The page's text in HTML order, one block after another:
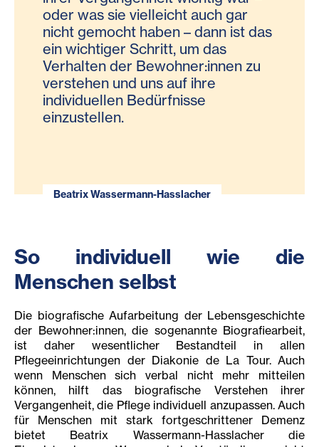
oder was sie vielleicht auch gar
nicht gemocht haben – dann ist das
ein wichtiger Schritt, um das
Verhalten der Bewohner:innen zu
verstehen und uns auf ihre
individuellen Bedürfnisse
einzustellen.
Beatrix Wassermann-Hasslacher
So individuell wie die
Menschen selbst
Die biografische Aufarbeitung der Lebensgeschichte
der Bewohner:innen, die sogenannte Biografiearbeit,
ist daher wesentlicher Bestandteil in allen
Pflegeeinrichtungen der Diakonie de La Tour. Auch
wenn Menschen sich verbal nicht mehr mitteilen
können, hilft das biografische Verstehen ihrer
Vergangenheit, die Pflege individuell anzupassen. Auch
für Menschen mit stark fortgeschrittener Demenz
bietet Beatrix Wassermann-Hasslacher die